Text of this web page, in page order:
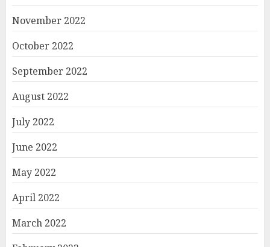
November 2022
October 2022
September 2022
August 2022
July 2022
June 2022
May 2022
April 2022
March 2022